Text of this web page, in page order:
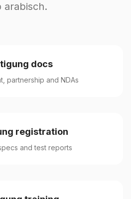
arabisch.
docs
partnership and NDAs
registration
and test reports